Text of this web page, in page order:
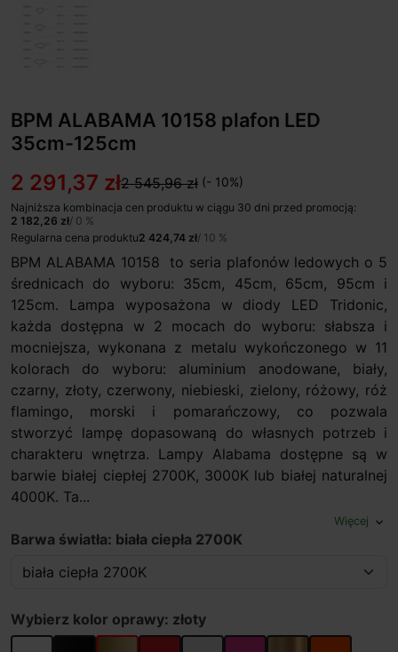
BPM ALABAMA 10158 plafon LED
35cm-125cm
2 291,37 zł2 545,96 zł (- 10%)
Najniższa kombinacja cen produktu w ciągu 30 dni przed promocją:
2 182,26 zł/ 0 %
Regularna cena produktu2 424,74 zł/ 10 %
BPM ALABAMA 10158 to seria plafonów ledowych o 5
średnicach do wyboru: 35cm, 45cm, 65cm, 95cm i
125cm. Lampa wyposażona w diody LED Tridonic,
każda dostępna w 2 mocach do wyboru: słabsza i
mocniejsza, wykonana z metalu wykończonego w 11
kolorach do wyboru: aluminium anodowane, biały,
czarny, złoty, czerwony, niebieski, zielony, różowy, róż
flamingo, morski i pomarańczowy, co pozwala
stworzyć lampę dopasowaną do własnych potrzeb i
charakteru wnętrza. Lampy Alabama dostępne są w
barwie białej ciepłej 2700K, 3000K lub białej naturalnej
4000K. Ta...
Więcej expand_more
Barwa światła: biała ciepła 2700K
Wybierz kolor oprawy: złoty
biały czarnyzłoty czerwony
anodaróżowyzłoty